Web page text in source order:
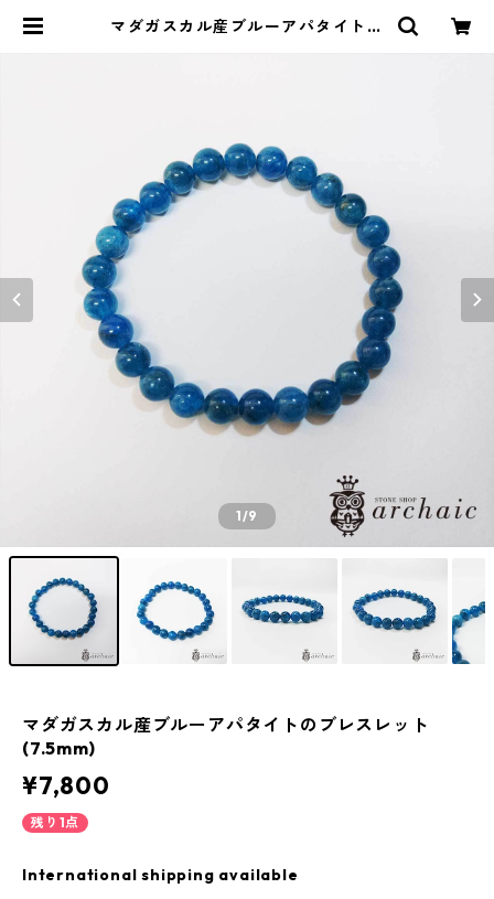
マダガスカル産ブルーアパタイトの
1/9
マダガスカル産ブルーアパタイトのブレスレット
(7.5mm)
¥7,800
残り1点
International shipping available